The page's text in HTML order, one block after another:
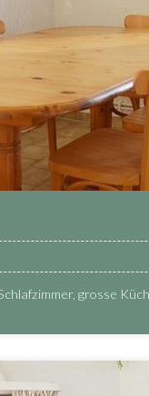
grosse